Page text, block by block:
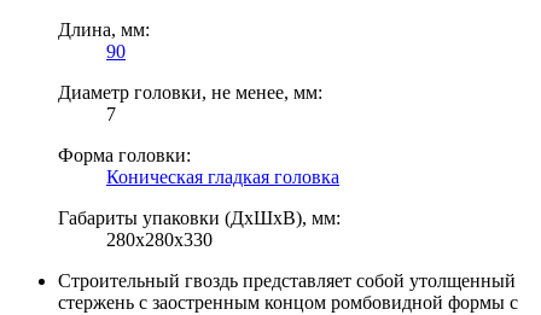
Длина, мм:
90
Диаметр головки, не менее, мм:
7
Форма головки:
Коническая гладкая головка
Габариты упаковки (ДхШхВ), мм:
280х280х330
Строительный гвоздь представляет собой утолщенный
стержень с заостренным концом ромбовидной формы с